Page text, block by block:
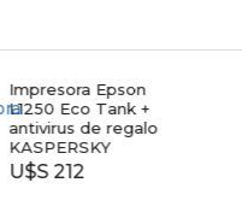
Impresora Epson
L1250 Eco Tank +
antivirus de regalo
KASPERSKY
U$S 212